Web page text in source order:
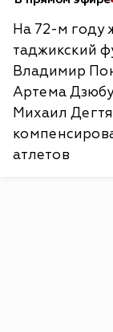
На 72-м году
таджикский
Владимир
Артема
Михаил
атлетов